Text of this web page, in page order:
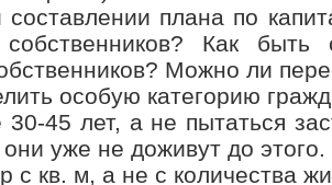
плана по
собственников? Как
Можно ли
особую категорию
45 лет, а не пытаться
уже не доживут до этого.
с кв. м, а не с количества